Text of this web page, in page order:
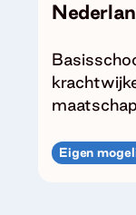
Eigen